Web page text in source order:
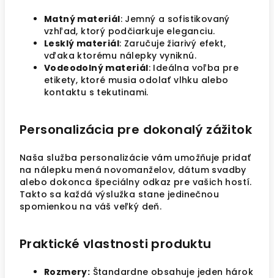
Matný materiál: Jemný a sofistikovaný
vzhľad, ktorý podčiarkuje eleganciu.
Lesklý materiál: Zaručuje žiarivý efekt,
vďaka ktorému nálepky vyniknú.
Vodeodolný materiál: Ideálna voľba pre
etikety, ktoré musia odolať vlhku alebo
kontaktu s tekutinami.
Personalizácia pre dokonalý zážitok
Naša služba personalizácie vám umožňuje pridať
na nálepku mená novomanželov, dátum svadby
alebo dokonca špeciálny odkaz pre vašich hostí.
Takto sa každá výslužka stane jedinečnou
spomienkou na váš veľký deň.
Praktické vlastnosti produktu
Rozmery: Štandardne obsahuje jeden hárok